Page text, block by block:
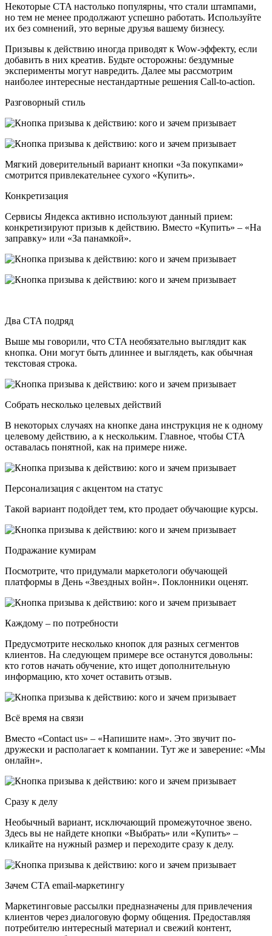
Некоторые CTA настолько популярны, что стали штампами,
но тем не менее продолжают успешно работать. Используйте
их без сомнений, это верные друзья вашему бизнесу.
Призывы к действию иногда приводят к Wow-эффекту, если
добавить в них креатив. Будьте осторожны: бездумные
эксперименты могут навредить. Далее мы рассмотрим
наиболее интересные нестандартные решения Call-to-action.
Разговорный стиль
Мягкий доверительный вариант кнопки «За покупками»
смотрится привлекательнее сухого «Купить».
Конкретизация
Сервисы Яндекса активно используют данный прием:
конкретизируют призыв к действию. Вместо «Купить» – «На
заправку» или «За панамкой».
Два CTA подряд
Выше мы говорили, что CTA необязательно выглядит как
кнопка. Они могут быть длиннее и выглядеть, как обычная
текстовая строка.
Собрать несколько целевых действий
В некоторых случаях на кнопке дана инструкция не к одному
целевому действию, а к нескольким. Главное, чтобы CTA
оставалась понятной, как на примере ниже.
Персонализация с акцентом на статус
Такой вариант подойдет тем, кто продает обучающие курсы.
Подражание кумирам
Посмотрите, что придумали маркетологи обучающей
платформы в День «Звездных войн». Поклонники оценят.
Каждому – по потребности
Предусмотрите несколько кнопок для разных сегментов
клиентов. На следующем примере все останутся довольны:
кто готов начать обучение, кто ищет дополнительную
информацию, кто хочет оставить отзыв.
Всё время на связи
Вместо «Contact us» – «Напишите нам». Это звучит по-
дружески и располагает к компании. Тут же и заверение: «Мы
онлайн».
Сразу к делу
Необычный вариант, исключающий промежуточное звено.
Здесь вы не найдете кнопки «Выбрать» или «Купить» –
кликайте на нужный размер и переходите сразу к делу.
Зачем CTA email-маркетингу
Маркетинговые рассылки предназначены для привлечения
клиентов через диалоговую форму общения. Предоставляя
потребителю интересный материал и свежий контент,